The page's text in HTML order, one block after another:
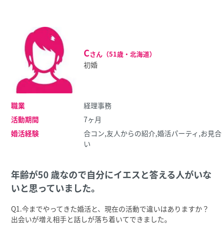
Cさん（51歳・北海道）
初婚
職業
経理事務
活動期間
7ヶ月
婚活経験
合コン,友人からの紹介,婚活パーティ,お見合
い
年齢が50 歳なので⾃分にイエスと答える⼈がいな
いと思っていました。
Q1.今までやってきた婚活と、現在の活動で違いはありますか？
出会いが増え相⼿と話しが落ち着いてできました。